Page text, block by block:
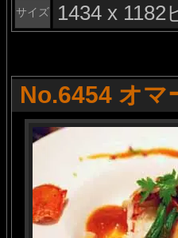
サイズ 1434 x 1182
No.6454 オマ